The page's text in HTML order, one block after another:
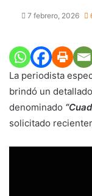
7 febrero, 2026
La periodista
brindó un
denominado
solicitado